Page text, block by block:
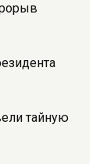
тайную